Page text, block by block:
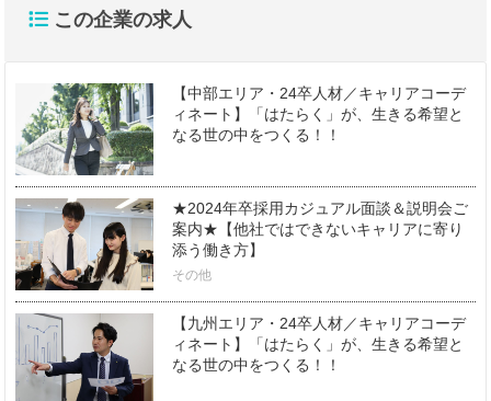
この企業の求人
【中部エリア・24卒人材／キャリアコーデ
ィネート】「はたらく」が、生きる希望と
なる世の中をつくる！！
★2024年卒採用カジュアル面談＆説明会ご
案内★【他社ではできないキャリアに寄り
添う働き方】
その他
【九州エリア・24卒人材／キャリアコーデ
ィネート】「はたらく」が、生きる希望と
なる世の中をつくる！！